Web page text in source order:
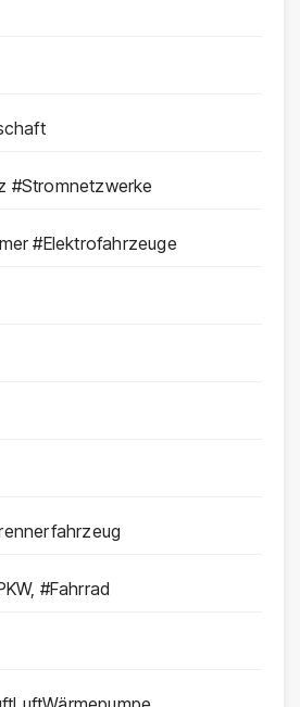
#Stromnetzwerke
#Elektrofahrzeuge
#Fahrrad